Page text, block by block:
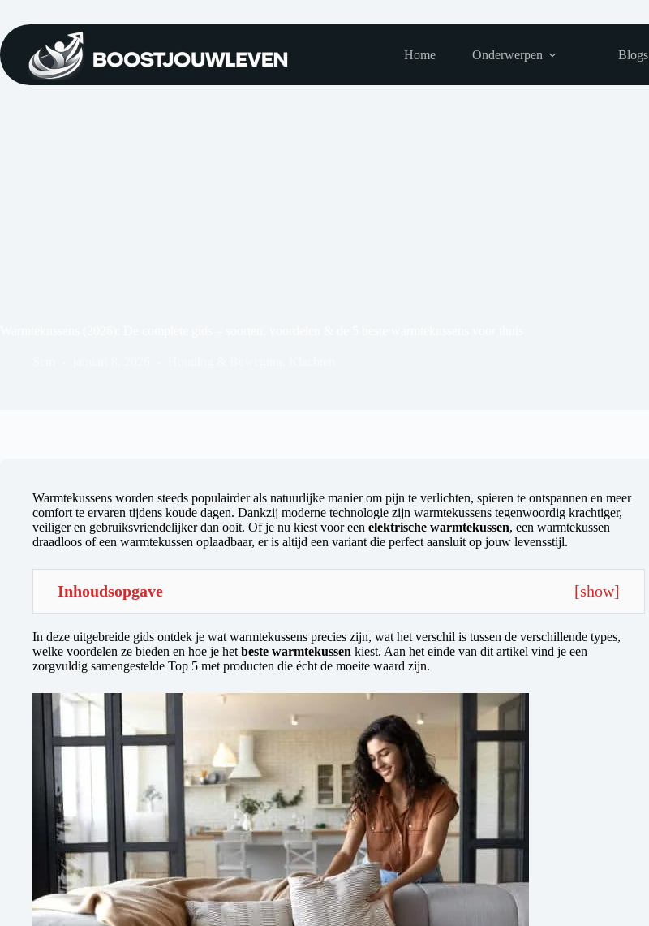
Home Onderwerpen Blogs
Warmtekussens worden steeds populairder als natuurlijke manier om pijn te verlichten, spieren te ontspannen en meer
comfort te ervaren tijdens koude dagen. Dankzij moderne technologie zijn warmtekussens tegenwoordig krachtiger,
veiliger en gebruiksvriendelijker dan ooit. Of je nu kiest voor een elektrische warmtekussen, een warmtekussen
draadloos of een warmtekussen oplaadbaar, er is altijd een variant die perfect aansluit op jouw levensstijl.
Inhoudsopgave [show]
In deze uitgebreide gids ontdek je wat warmtekussens precies zijn, wat het verschil is tussen de verschillende types,
welke voordelen ze bieden en hoe je het beste warmtekussen kiest. Aan het einde van dit artikel vind je een
zorgvuldig samengestelde Top 5 met producten die écht de moeite waard zijn.